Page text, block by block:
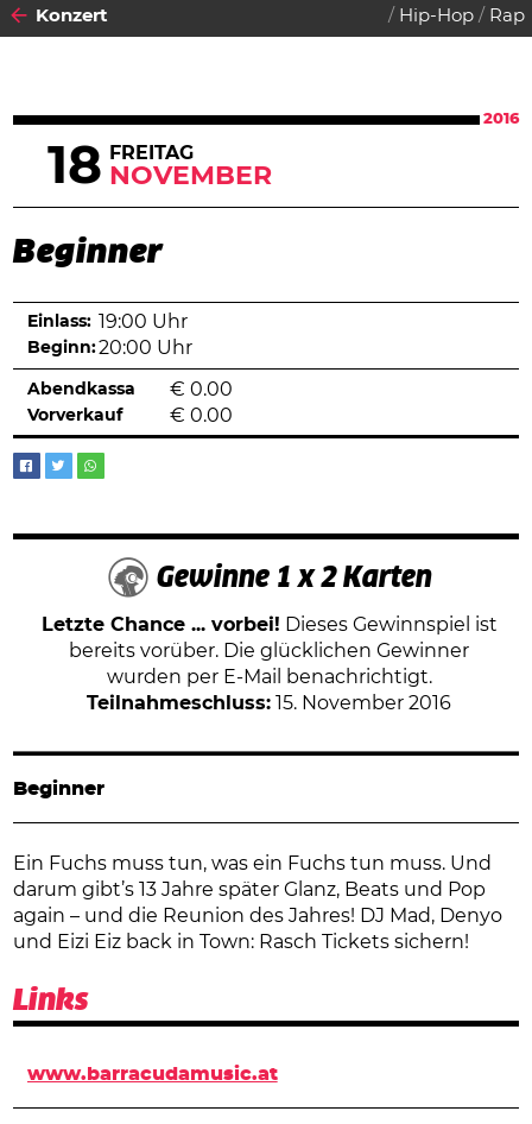
Konzert Hip-Hop Rap
2016
18 FREITAG
NOVEMBER
Beginner
Einlass: 19:00 Uhr
Beginn:20:00 Uhr
Abendkassa € 0.00
Vorverkauf € 0.00
Gewinne 1 x 2 Karten
Letzte Chance ... vorbei! Dieses Gewinnspiel ist
bereits vorüber. Die glücklichen Gewinner
wurden per E-Mail benachrichtigt.
Teilnahmeschluss: 15. November 2016
Beginner
Ein Fuchs muss tun, was ein Fuchs tun muss. Und
darum gibt’s 13 Jahre später Glanz, Beats und Pop
again – und die Reunion des Jahres! DJ Mad, Denyo
und Eizi Eiz back in Town: Rasch Tickets sichern!
Links
www.barracudamusic.at